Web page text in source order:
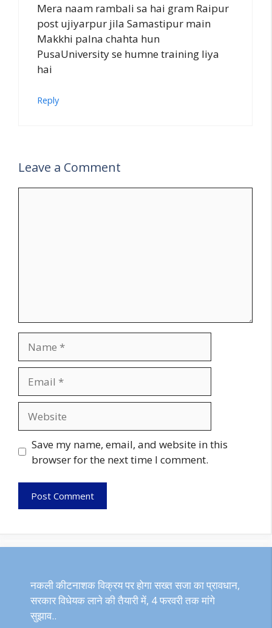
Mera naam rambali sa hai gram Raipur
post ujiyarpur jila Samastipur main
Makkhi palna chahta hun
PusaUniversity se humne training liya
hai
Reply
Leave a Comment
Save my name, email, and website in this
browser for the next time I comment.
नकली कीटनाशक विक्रय पर होगा सख्त सजा का प्रावधान,
सरकार विधेयक लाने की तैयारी में, 4 फरवरी तक मांगे
सुझाव..